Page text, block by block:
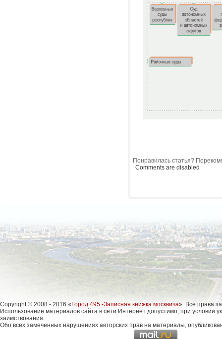
Понравилась статья?
Comments are disabled
Copyright © 2008 - 2016 « Город 495 -Записная книжка москвича». Все права
Использование материалов сайта в сети Интернет допустимо, при условии
заимствования.
Обо всех замеченных нарушениях авторских прав на материалы,